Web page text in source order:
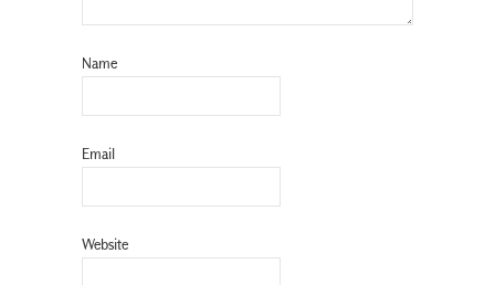
Name
Email
Website